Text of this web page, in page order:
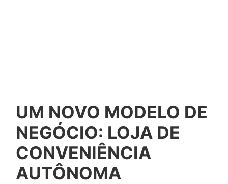
UM NOVO MODELO DE
NEGÓCIO: LOJA DE
CONVENIÊNCIA
AUTÔNOMA